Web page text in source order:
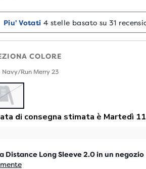
Piu' Votati 4 stelle basato su 31
COLORE
Run Merry 23
ESAURITO
Distance Long Sleeve 2.0 in un negozio